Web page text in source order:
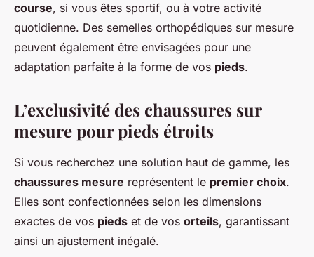
course, si vous êtes sportif, ou à votre activité
quotidienne. Des semelles orthopédiques sur mesure
peuvent également être envisagées pour une
adaptation parfaite à la forme de vos pieds.
L’exclusivité des chaussures sur
mesure pour pieds étroits
Si vous recherchez une solution haut de gamme, les
chaussures mesure représentent le premier choix.
Elles sont confectionnées selon les dimensions
exactes de vos pieds et de vos orteils, garantissant
ainsi un ajustement inégalé.